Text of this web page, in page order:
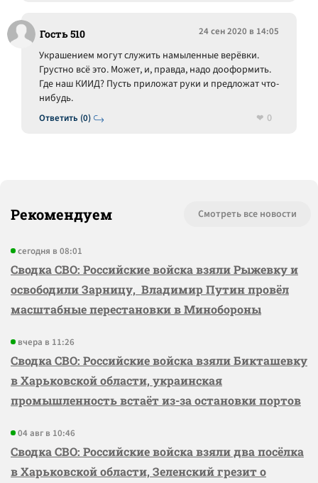
Гость 510 24 сен 2020 в 14:05
Ответить (0)
Украшением могут служить намыленные верёвки.
Грустно всё это. Может, и, правда, надо дооформить.
Где наш КИИД? Пусть приложат руки и предложат что-
нибудь.
0
Рекомендуем Смотреть все новости
сегодня в 08:01
Сводка СВО: Российские войска взяли Рыжевку и
освободили Зарницу, Владимир Путин провёл
масштабные перестановки в Минобороны
вчера в 11:26
Сводка СВО: Российские войска взяли Бикташевку
в Харьковской области, украинская
промышленность встаёт из-за остановки портов
04 авг в 10:46
Сводка СВО: Российские войска взяли два посёлка
в Харьковской области, Зеленский грезит о